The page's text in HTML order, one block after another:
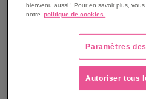
Coussin réducteur
rembourré pour chaise
bienvenu aussi ! Pour en savoir plus,
notre politique de cookies.
Paramètres
Autoriser tous